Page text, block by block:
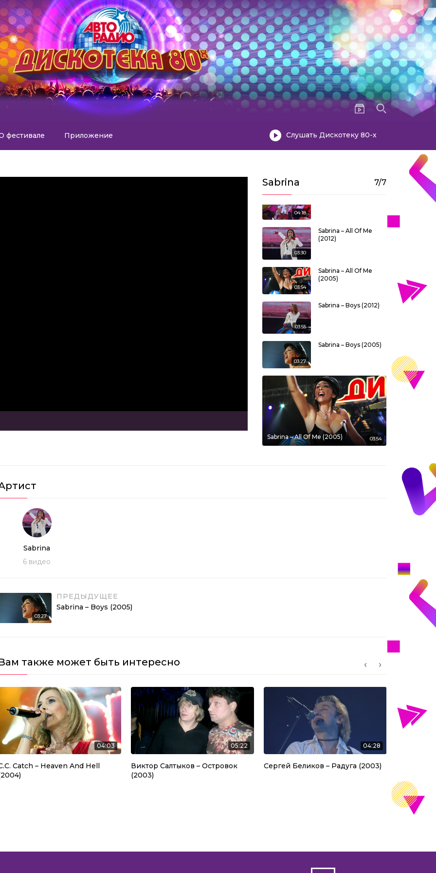
фестивале Приложение Слушать Дискотеку 80-х
Sabrina 7/7
Sabrina – Boys (2008)
04:18
03:30
Sabrina – All Of Me
(2012)
03:54
Sabrina – All Of Me
(2005)
03:55
Sabrina – Boys (2012)
03:27
Sabrina – Boys (2005)
03:54
Sabrina – All Of Me (2005)
Sabrina
6 видео
03:27
ПРЕДЫДУЩЕЕ
Sabrina – Boys (2005)
также может быть интересно
04:03
Catch – Heaven And Hell
05:22
Виктор Салтыков – Островок
(2003)
04:28
Сергей Беликов – Радуга (2003)